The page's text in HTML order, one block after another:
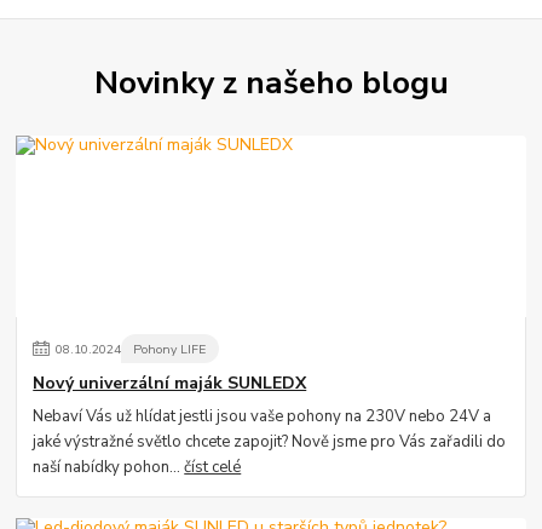
Novinky z našeho blogu
08.10.2024 Pohony LIFE
Nový univerzální maják SUNLEDX
Nebaví Vás už hlídat jestli jsou vaše pohony na 230V nebo 24V a
jaké výstražné světlo chcete zapojit? Nově jsme pro Vás zařadili do
naší nabídky pohon...číst celé